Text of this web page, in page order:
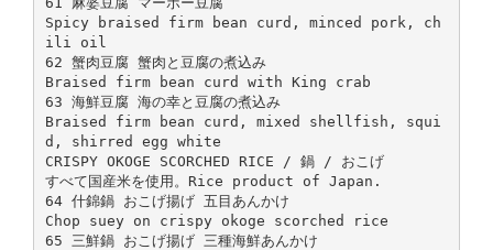
Spicy braised firm bean curd, minced pork, ch
ili oil
62 蟹肉豆腐 蟹肉と豆腐の煮込み
Braised firm bean curd with King crab
63 海鮮豆腐 海の幸と豆腐の煮込み
Braised firm bean curd, mixed shellfish, squi
d, shirred egg white
CRISPY OKOGE SCORCHED RICE / 鍋 / おこげ
すべて国産米を使用。Rice product of Japan.
64 什錦鍋 おこげ揚げ 五目あんかけ
Chop suey on crispy okoge scorched rice
65 三鮮鍋 おこげ揚げ 三種海鮮あんかけ